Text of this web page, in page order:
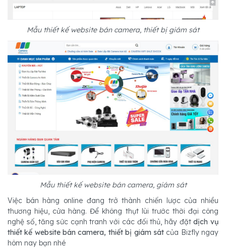
Mẫu thiết kế website bán camera, thiết bị giám sát
Mẫu thiết kế website bán camera, giám sát
Việc bán hàng online đang trở thành chiến lược của nhiều
thương hiệu, cửa hàng. Để không thụt lùi trước thời đại công
nghệ số, tăng sức cạnh tranh với các đối thủ, hãy đặtdịch vụ
thiết kế website bán camera, thiết bị giám sátcủa Bizfly ngay
hôm nay bạn nhé